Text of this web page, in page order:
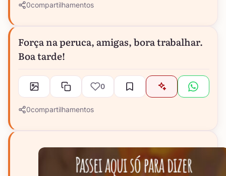
0compartilhamentos
Força na peruca, amigas, bora trabalhar.
Boa tarde!
0
0compartilhamentos